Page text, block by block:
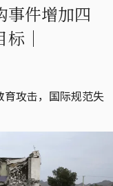
事件增加四
｜
攻击，国际规范失